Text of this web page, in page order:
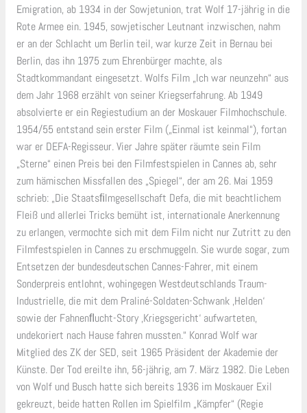
Emigration, ab 1934 in der So­wjet­union, trat Wolf 17-jährig in die
Rote Armee ein. 1945, sowjetischer Leutnant inzwischen, nahm
er an der Schlacht um Berlin teil, war kurze Zeit in Bernau bei
Berlin, das ihn 1975 zum Ehrenbürger machte, als
Stadtkommandant eingesetzt. Wolfs Film „Ich war neunzehn“ aus
dem Jahr 1968 erzählt von seiner Kriegserfahrung. Ab 1949
absolvierte er ein Regiestudium an der Moskauer Filmhochschule.
1954/55 entstand sein erster Film („Einmal ist keinmal“), fortan
war er DEFA-Regisseur. Vier Jahre später räumte sein Film
„Sterne“ einen Preis bei den Filmfestspielen in Cannes ab, sehr
zum hämischen Missfallen des „Spiegel“, der am 26. Mai 1959
schrieb: „Die Staatsﬁlmgesellschaft Defa, die mit beachtlichem
Fleiß und allerlei Tricks bemüht ist, internationale Anerkennung
zu erlangen, vermochte sich mit dem Film nicht nur Zutritt zu den
Filmfestspielen in Cannes zu erschmuggeln. Sie wurde sogar, zum
Entsetzen der bundesdeutschen Cannes-Fahrer, mit einem
Sonderpreis entlohnt, wohingegen Westdeutschlands Traum-
Industrielle, die mit dem Praliné-Soldaten-Schwank ‚Helden‘
sowie der Fahnenﬂucht-Story ‚Kriegsgericht‘ aufwarteten,
undekoriert nach Hause fahren mussten.“ Konrad Wolf war
Mitglied des ZK der SED, seit 1965 Präsident der Akademie der
Künste. Der Tod ereilte ihn, 56-jährig, am 7. März 1982. Die Leben
von Wolf und Busch hatte sich bereits 1936 im Moskauer Exil
gekreuzt, beide hatten Rollen im Spielfilm „Kämpfer“ (Regie